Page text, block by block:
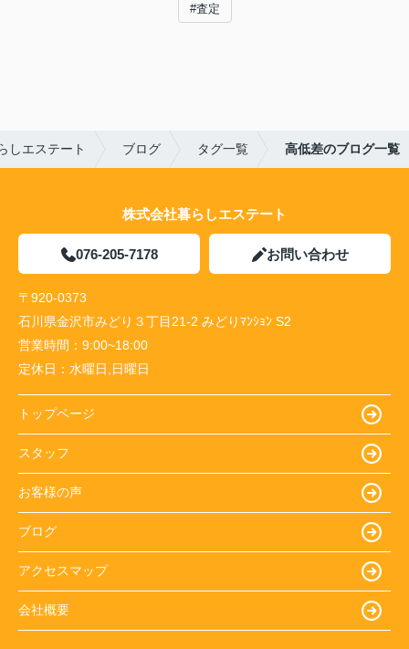
#査定
しエステート ブログ タグ一覧 高低差のブログ一覧
株式会社暮らしエステート
076-205-7178 お問い合わせ
〒920-0373
石川県金沢市みどり３丁目21-2 みどりﾏﾝｼｮﾝ S2
営業時間： 9:00~18:00
定休日： 水曜日,日曜日
トップページ
スタッフ
お客様の声
ブログ
アクセスマップ
会社概要